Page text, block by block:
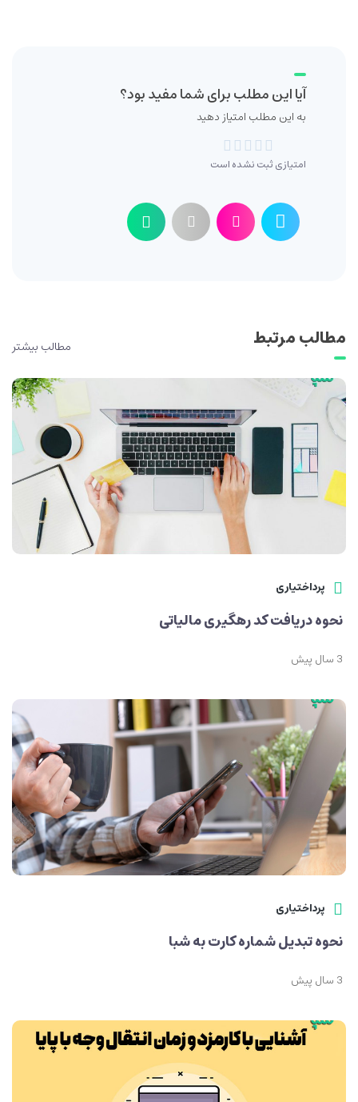
آیا این مطلب برای شما مفید بود؟
به این مطلب امتیاز دهید
امتیازی ثبت نشده است
مطالب مرتبط مطالب بیشتر
پرداختیاری
نحوه دریافت کد رهگیری مالیاتی
3 سال پیش
پرداختیاری
نحوه تبدیل شماره کارت به شبا
3 سال پیش